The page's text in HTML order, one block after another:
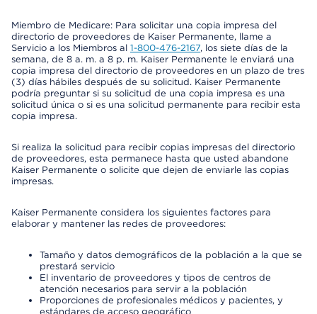
Miembro de Medicare: Para solicitar una copia impresa del
directorio de proveedores de Kaiser Permanente, llame a
Servicio a los Miembros al 1-800-476-2167, los siete días de la
semana, de 8 a. m. a 8 p. m. Kaiser Permanente le enviará una
copia impresa del directorio de proveedores en un plazo de tres
(3) días hábiles después de su solicitud. Kaiser Permanente
podría preguntar si su solicitud de una copia impresa es una
solicitud única o si es una solicitud permanente para recibir esta
copia impresa.
Si realiza la solicitud para recibir copias impresas del directorio
de proveedores, esta permanece hasta que usted abandone
Kaiser Permanente o solicite que dejen de enviarle las copias
impresas.
Kaiser Permanente considera los siguientes factores para
elaborar y mantener las redes de proveedores:
Tamaño y datos demográficos de la población a la que se
prestará servicio
El inventario de proveedores y tipos de centros de
atención necesarios para servir a la población
Proporciones de profesionales médicos y pacientes, y
estándares de acceso geográfico